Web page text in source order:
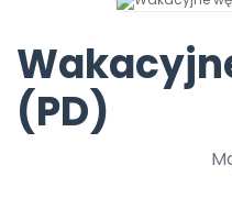
Archiwalne
Pomoc
(PD)